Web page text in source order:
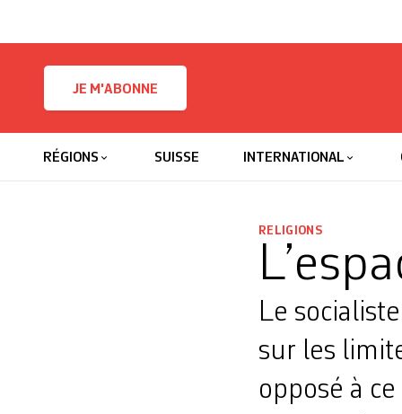
JE M'ABONNE
RÉGIONS SUISSE INTERNATIONAL
RELIGIONS
Le
sur les
opposé à